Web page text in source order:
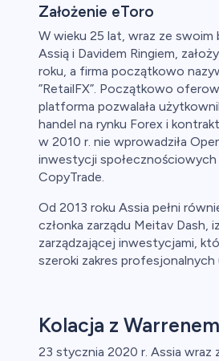
Założenie eToro
W wieku 25 lat, wraz ze swoim
Assią i Davidem Ringiem,
roku, a firma początkowo
”RetailFX”. Początkowo
platforma pozwalała
handel na rynku Forex i
w 2010 r. nie wprowadziła
inwestycji społecznościowych
CopyTrade.
Od 2013 roku Assia pełni
członka zarządu Meitav Dash,
zarządzającej inwestycjami,
szeroki zakres profesjonalnych
Kolacja z
23 stycznia 2020 r. Assia wraz